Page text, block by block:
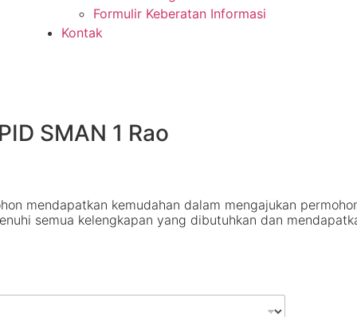
Formulir Keberatan Informasi
Kontak
SMAN 1 Rao
mendapatkan kemudahan dalam mengajukan
semua kelengkapan yang dibutuhkan dan